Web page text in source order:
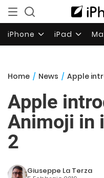
iPhone iPad
Home / News / Apple
Apple
Animoji in
2
Giuseppe La Terza